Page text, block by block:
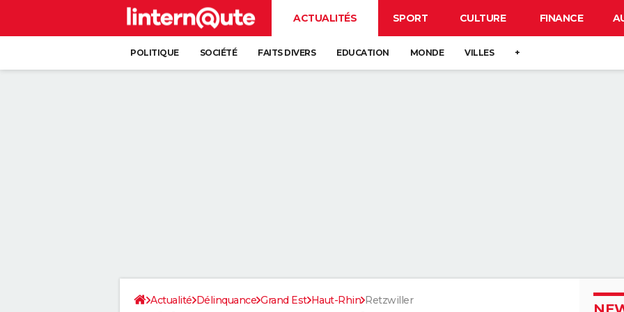
ACTUALITÉS SPORT CULTURE FINANCE
POLITIQUE SOCIÉTÉ FAITS DIVERS EDUCATION MONDE VILLES +
Actualité Délinquance Grand Est Haut-Rhin Retzwiller